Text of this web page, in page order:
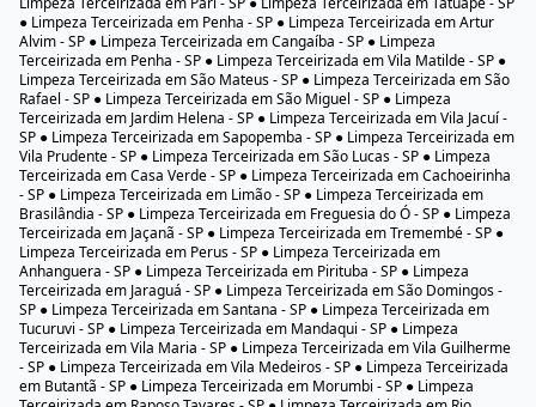
● Limpeza Terceirizada em Penha - SP ● Limpeza Terceirizada em Artur
Alvim - SP ● Limpeza Terceirizada em Cangaíba - SP ● Limpeza
Terceirizada em Penha - SP ● Limpeza Terceirizada em Vila Matilde - SP ●
Limpeza Terceirizada em São Mateus - SP ● Limpeza Terceirizada em São
Rafael - SP ● Limpeza Terceirizada em São Miguel - SP ● Limpeza
Terceirizada em Jardim Helena - SP ● Limpeza Terceirizada em Vila Jacuí -
SP ● Limpeza Terceirizada em Sapopemba - SP ● Limpeza Terceirizada em
Vila Prudente - SP ● Limpeza Terceirizada em São Lucas - SP ● Limpeza
Terceirizada em Casa Verde - SP ● Limpeza Terceirizada em Cachoeirinha
- SP ● Limpeza Terceirizada em Limão - SP ● Limpeza Terceirizada em
Brasilândia - SP ● Limpeza Terceirizada em Freguesia do Ó - SP ● Limpeza
Terceirizada em Jaçanã - SP ● Limpeza Terceirizada em Tremembé - SP ●
Limpeza Terceirizada em Perus - SP ● Limpeza Terceirizada em
Anhanguera - SP ● Limpeza Terceirizada em Pirituba - SP ● Limpeza
Terceirizada em Jaraguá - SP ● Limpeza Terceirizada em São Domingos -
SP ● Limpeza Terceirizada em Santana - SP ● Limpeza Terceirizada em
Tucuruvi - SP ● Limpeza Terceirizada em Mandaqui - SP ● Limpeza
Terceirizada em Vila Maria - SP ● Limpeza Terceirizada em Vila Guilherme
- SP ● Limpeza Terceirizada em Vila Medeiros - SP ● Limpeza Terceirizada
em Butantã - SP ● Limpeza Terceirizada em Morumbi - SP ● Limpeza